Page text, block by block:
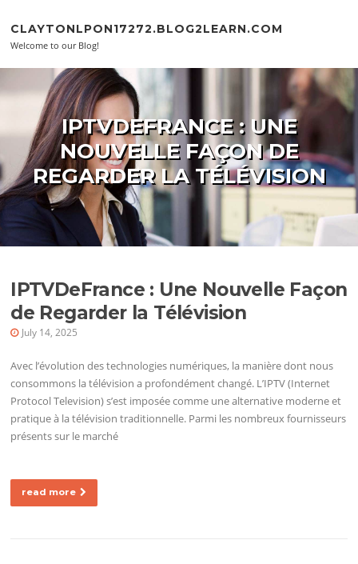
CLAYTONLPON17272.BLOG2LEARN.COM
Welcome to our Blog!
IPTVDEFRANCE : UNE
NOUVELLE FAÇON DE
REGARDER LA TÉLÉVISION
IPTVDeFrance : Une Nouvelle Façon
de Regarder la Télévision
July 14, 2025
Avec l’évolution des technologies numériques, la manière dont nous
consommons la télévision a profondément changé. L’IPTV (Internet
Protocol Television) s’est imposée comme une alternative moderne et
pratique à la télévision traditionnelle. Parmi les nombreux fournisseurs
présents sur le marché
read more